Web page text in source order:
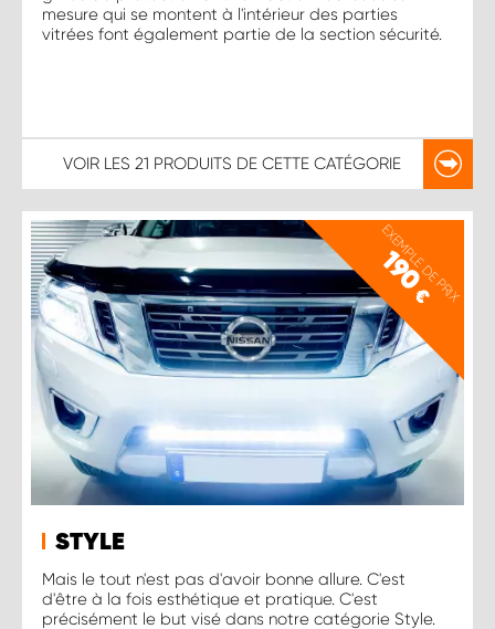
mesure qui se montent à l'intérieur des parties
vitrées font également partie de la section sécurité.
VOIR LES 21 PRODUITS DE CETTE CATÉGORIE
EXEMPLE DE PRIX
190
€
STYLE
Mais le tout n'est pas d'avoir bonne allure. C'est
d'être à la fois esthétique et pratique. C'est
précisément le but visé dans notre catégorie Style.